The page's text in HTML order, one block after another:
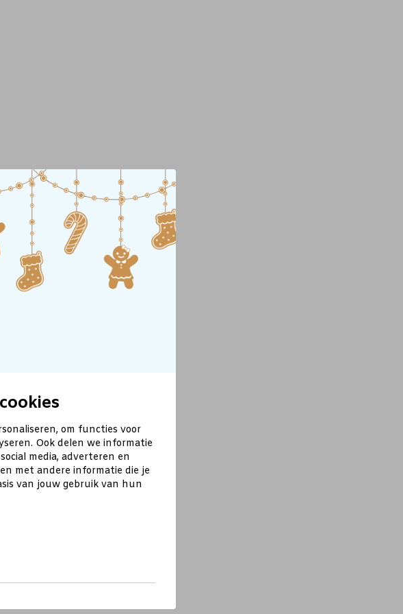
om functies voor
Ook delen we informatie
media, adverteren en
met andere informatie die je
van jouw gebruik van hun